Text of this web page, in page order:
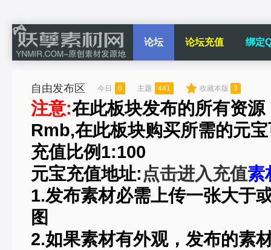
论坛 论坛充值 绑定
自由发布区 今日 0 主题 441 收藏本版 3
注意:在此板块发布的所有资
Rmb,在此板块购买所需的元
充值比例1:100
元宝充值地址:点击进入充值素
1.发布素材必需上传一张大于
图
2.如果素材有外观，发布的素